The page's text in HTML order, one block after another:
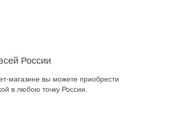
России
магазине вы можете приобрести
в любою точку России.